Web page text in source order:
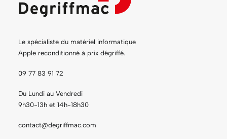
Le spécialiste du matériel informatique
Apple reconditionné à prix dégriffé.
09 77 83 91 72
Du Lundi au Vendredi
9h30-13h et 14h-18h30
contact@degriffmac.com